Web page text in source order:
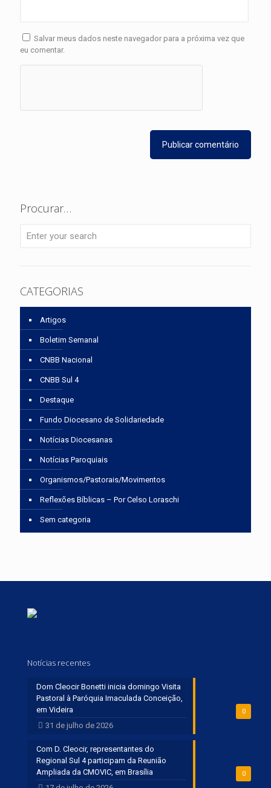
Salvar meus dados neste navegador para a próxima vez que
eu comentar.
Procurar…
CATEGORIAS
Artigos
Boletim Semanal
CNBB Nacional
CNBB Sul 4
Destaque
Fundo Diocesano de Solidariedade
Notícias Diocesanas
Notícias Paroquiais
Organismos/Pastorais/Movimentos
Reflexões Bíblicas – Por Celso Loraschi
Sem categoria
Notícias recentes
0
Dom Cleocir Bonetti inicia domingo Visita
Pastoral à Paróquia Imaculada Conceição,
em Videira
31 de julho de 2026
0
Com D. Cleocir, representantes do
Regional Sul 4 participam da Reunião
Ampliada da CMOVIC, em Brasília